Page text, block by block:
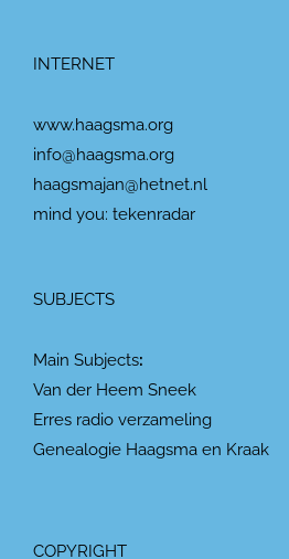
INTERNET
www.haagsma.org
info@haagsma.org
haagsmajan@hetnet.nl
mind you: tekenradar
SUBJECTS
Main Subjects:
Van der Heem Sneek
Erres radio verzameling
Genealogie Haagsma en Kraak
COPYRIGHT